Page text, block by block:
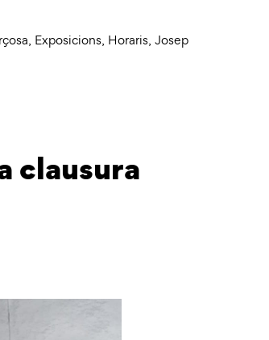
, Exposicions, Horaris, Josep
clausura